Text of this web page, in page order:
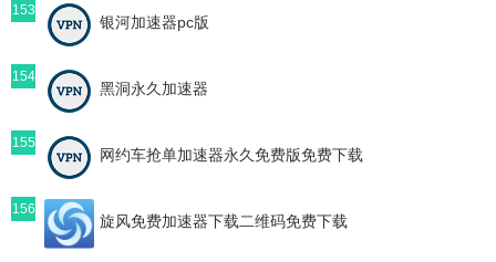
153
银河加速器pc版
154
黑洞永久加速器
155
网约车抢单加速器永久免费版免费下载
156
旋风免费加速器下载二维码免费下载